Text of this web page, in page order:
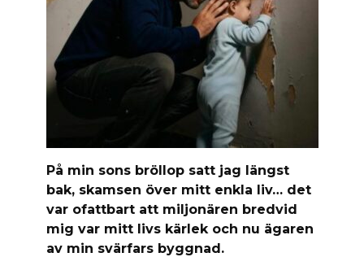
På min sons bröllop satt jag längst
bak, skamsen över mitt enkla liv… det
var ofattbart att miljonären bredvid
mig var mitt livs kärlek och nu ägaren
av min svärfars byggnad.